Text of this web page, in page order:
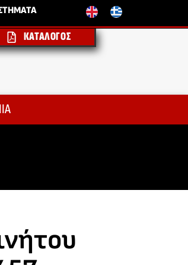
ΚΑΤΑΛΟΓΟΣ